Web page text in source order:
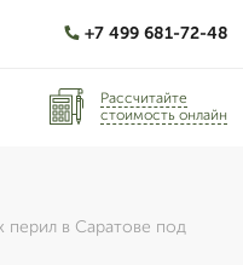
+7 499 681-72-48
Рассчитайте
стоимость онлайн
перил в Саратове под